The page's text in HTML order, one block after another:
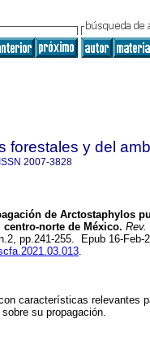
forestales y del
ISSN 2007-3828
de Arctostaphylos
norte de México. Rev.
pp.241-255. Epub 16-Feb-
.
características relevantes
su propagación.